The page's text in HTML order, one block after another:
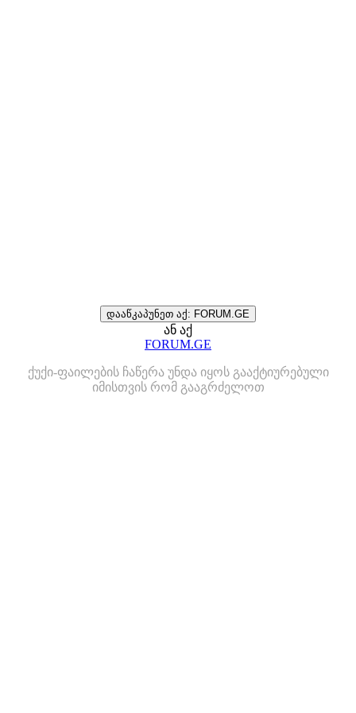
დააწკაპუნეთ აქ: FORUM.GE
ან აქ
FORUM.GE
ქუქი-ფაილების ჩაწერა უნდა იყოს გააქტიურებული
იმისთვის რომ გააგრძელოთ